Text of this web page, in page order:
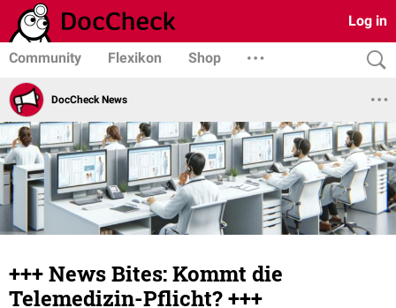
Log in
Community Flexikon Shop
DocCheck News
+++ News Bites: Kommt die
Telemedizin-Pflicht? +++